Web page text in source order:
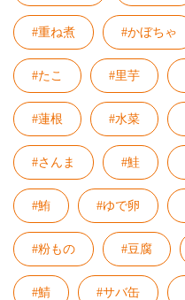
#重ね煮 #かぼちゃ
#たこ #里芋
#蓮根 #水菜
#さんま #鮭
#鮪 #ゆで卵
#粉もの #豆腐
#鯖 #サバ缶